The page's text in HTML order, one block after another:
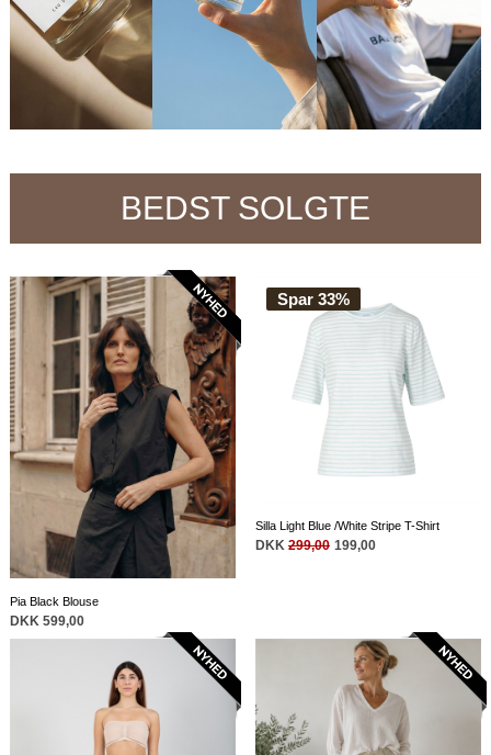
BEDST SOLGTE
Pia Black Blouse
DKK 599,00
Spar 33%
Silla Light Blue /White Stripe T-Shirt
DKK 299,00 199,00